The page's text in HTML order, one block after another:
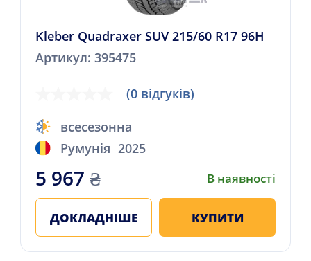
Kleber Quadraxer SUV 215/60 R17 96H
Артикул: 395475
(0 відгуків)
всесезонна
Румунія 2025
5 967 ₴ В наявності
ДОКЛАДНІШЕ КУПИТИ